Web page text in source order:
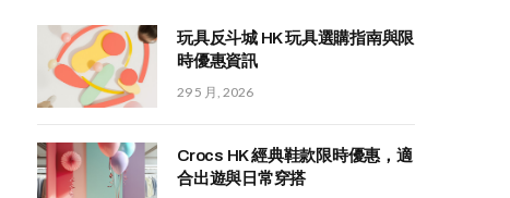
玩具反斗城 HK 玩具選購指南與限
時優惠資訊
29 5 月, 2026
Crocs HK 經典鞋款限時優惠，適
合出遊與日常穿搭